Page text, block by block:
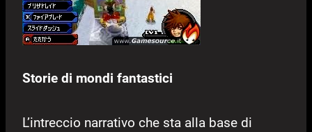
Storie di mondi fantastici
L’intreccio narrativo che sta alla base di